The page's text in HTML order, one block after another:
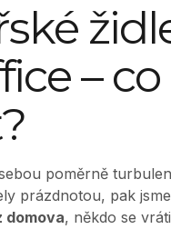
–
poměrně
prázdnotou, pak
domova, někdo se